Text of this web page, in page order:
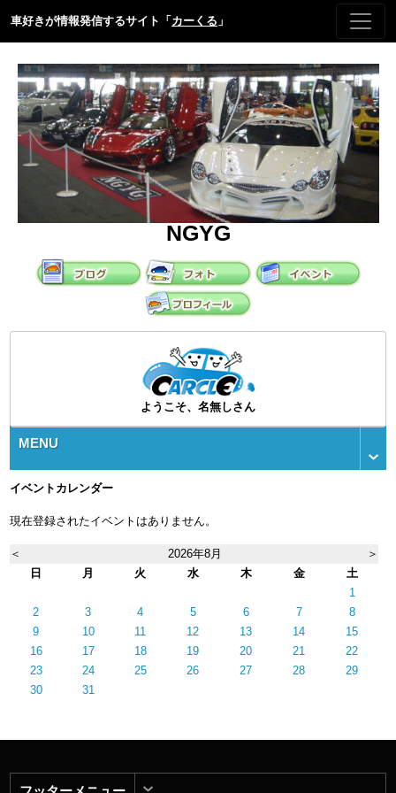
車好きが情報発信するサイト「 カーくる 」
NGYG
ようこそ、名無しさん
MENU
イベントカレンダー
現在登録されたイベントはありません。
＜ 2026年8月
＞
日
月 火 水 木 金
土
1
2
3 4 5 6 7
8
9
10 11 12 13 14
15
16
17 18 19 20 21
22
23
24 25 26 27 28
29
30
31